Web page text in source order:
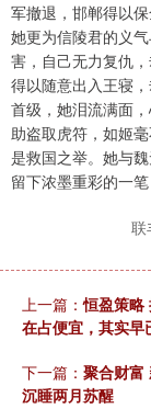
军撤退，邯郸得以
她更为信陵君的义
害，自己无力复仇
得以随意出入王寝
首级，她泪流满面
助盗取虎符，如姬
是救国之举。她与
留下浓墨重彩的一
联
上一篇：恒盈策略
在占便宜，其实早
下一篇： 聚合财富
沉睡两月苏醒